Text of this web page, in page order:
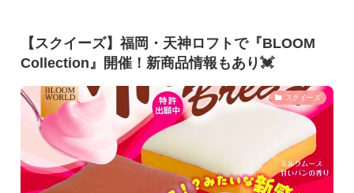
【スクイーズ】福岡・天神ロフトで『BLOOM
Collection』開催！新商品情報もあり💓
スクイーズ